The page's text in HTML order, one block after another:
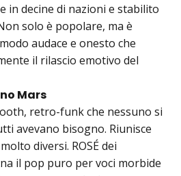
in decine di nazioni e stabilito
solo è popolare, ma è
audace e onesto che
il rilascio emotivo del
Mars
retro-funk che nessuno si
avevano bisogno. Riunisce
diversi. ROSÉ dei
il pop puro per voci morbide